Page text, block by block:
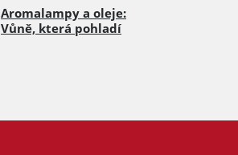
Aromalampy a oleje:
Vůně, která pohladí